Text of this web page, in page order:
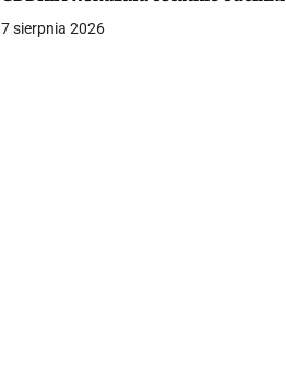
7 sierpnia 2026